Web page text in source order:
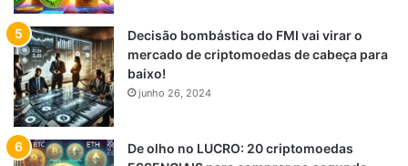
Decisão bombástica do FMI vai virar o
mercado de criptomoedas de cabeça para
baixo!
junho 26, 2024
De olho no LUCRO: 20 criptomoedas